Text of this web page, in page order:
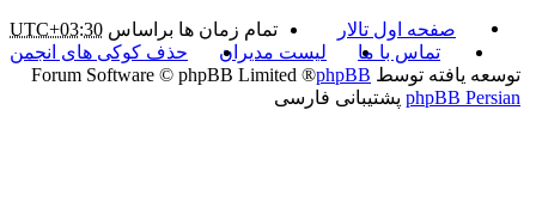
صفحه اول تالار تمام زمان ها براساس UTC+03:30
حذف کوکی های انجمن
لیست مدیران
تماس با ما
توسعه یافته توسط phpBB
® Forum Software © phpBB Limited
phpBB Persian پشتیبانی فارسی